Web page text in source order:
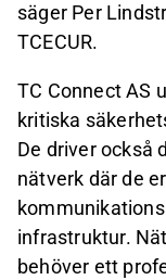
säger Per
TCECUR.
TC Connect AS
kritiska
De driver också
nätverk där de
infrastruktur.
behöver ett